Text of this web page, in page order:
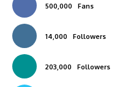
500,000 Fans
14,000 Followers
203,000 Followers